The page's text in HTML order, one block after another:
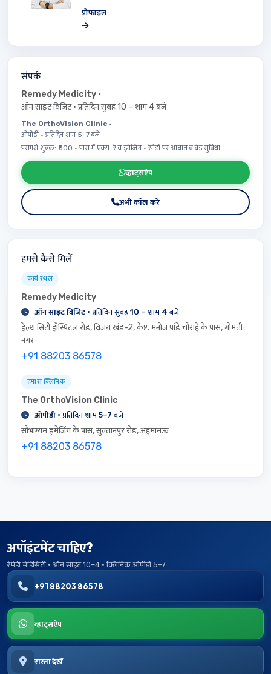
प्रोफ़ाइल
संपर्क
Remedy Medicity ·
ऑन साइट विज़िट · प्रतिदिन सुबह 10 – शाम 4 बजे
The OrthoVision Clinic ·
ओपीडी · प्रतिदिन शाम 5–7 बजे
परामर्श शुल्क: ₹500 · पास में एक्स-रे व इमेजिंग · रेमेडी पर आघात व बेड सुविधा
व्हाट्सऐप
अभी कॉल करें
हमसे कैसे मिलें
कार्य स्थल
Remedy Medicity
ऑन साइट विज़िट · प्रतिदिन सुबह 10 – शाम 4 बजे
हेल्थ सिटी हॉस्पिटल रोड, विजय खंड-2, कैप्ट. मनोज पांडे चौराहे के पास, गोमती
नगर
+91 88203 86578
हमारा क्लिनिक
The OrthoVision Clinic
ओपीडी · प्रतिदिन शाम 5–7 बजे
सौभाग्यम इमेजिंग के पास, सुल्तानपुर रोड, अहमामऊ
+91 88203 86578
अपॉइंटमेंट चाहिए?
रेमेडी मेडिसिटी · ऑन साइट 10–4 · क्लिनिक ओपीडी 5–7
+91 88203 86578
व्हाट्सऐप
रास्ता देखें